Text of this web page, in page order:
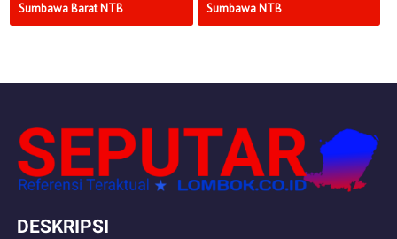
Sumbawa Barat NTB Sumbawa NTB
DESKRIPSI